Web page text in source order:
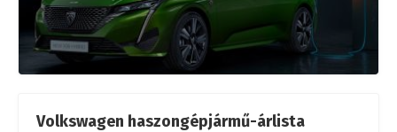
Volkswagen haszongépjármű-árlista